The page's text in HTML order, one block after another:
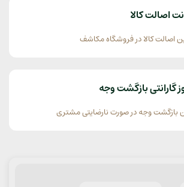
اصالت کالا
اصالت کالا در فروشگاه مکاشف
بازگشت وجه در صورت نارضایتی مشتری